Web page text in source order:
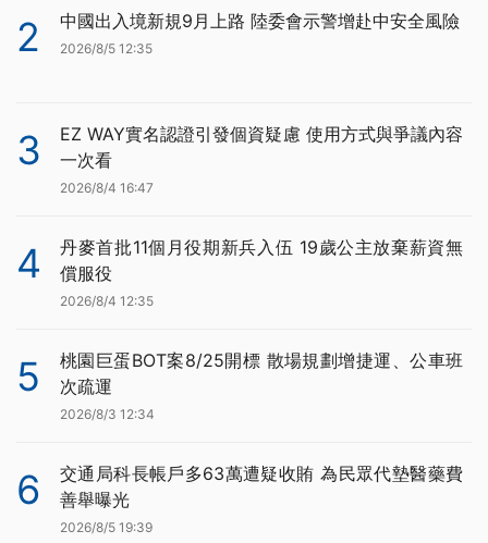
2 中國出入境新規9月上路 陸委會示警增赴中安全風險
2026/8/5 12:35
3
EZ WAY實名認證引發個資疑慮 使用方式與爭議內容
一次看
2026/8/4 16:47
4
丹麥首批11個月役期新兵入伍 19歲公主放棄薪資無
償服役
2026/8/4 12:35
5
桃園巨蛋BOT案8/25開標 散場規劃增捷運、公車班
次疏運
2026/8/3 12:34
6
交通局科長帳戶多63萬遭疑收賄 為民眾代墊醫藥費
善舉曝光
2026/8/5 19:39